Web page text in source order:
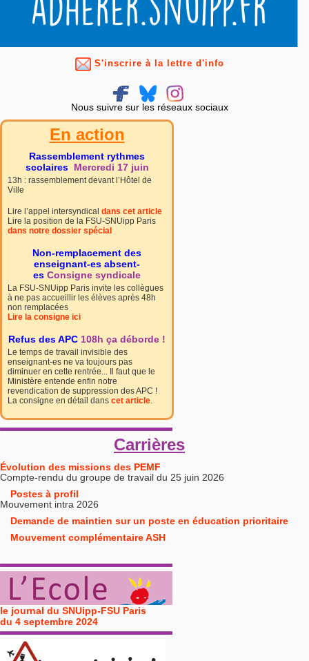
S'inscrire à la lettre d'info
Nous suivre sur les réseaux sociaux
En action
Rassemblement rythmes
scolaires
Mercredi 17 juin
13h : rassemblement devant l’Hôtel de
Ville
Lire l’appel intersyndical dans cet article
Lire la position de la FSU-SNUipp Paris
dans notre dossier spécial
Non-remplacement des
enseignant-es absent-
es Consigne syndicale
La FSU-SNUipp Paris invite les collègues
à ne pas accueillir les élèves après 48h
non remplacées
Lire la consigne ici
Refus des APC 108h ça déborde !
Le temps de travail invisible des
enseignant-es ne va toujours pas
diminuer en cette rentrée... Il faut que le
Ministère entende enfin notre
revendication de suppression des APC !
La consigne en détail dans cet article.
Carrières
Évolution des missions des PEMF
Compte-rendu du groupe de travail du 25 juin 2026
Postes à profil
Mouvement intra 2026
Demande de maintien sur un poste en éducation prioritaire
Mouvement complémentaire ASH
le journal du SNUipp-FSU Paris
du 4 septembre 2024